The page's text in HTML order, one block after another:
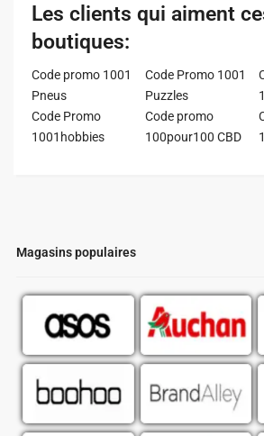
Magasins populaires
Les clients qui aiment
boutiques:
Code promo 1001
Pneus
Code Promo 1001
Puzzles
Code Promo
1001hobbies
Code promo
100pour100 CBD